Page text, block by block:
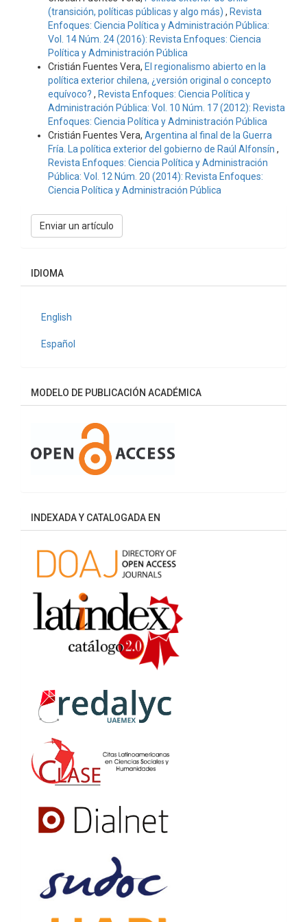
(transición, políticas públicas y algo más) , Revista
Enfoques: Ciencia Política y Administración Pública:
Vol. 14 Núm. 24 (2016): Revista Enfoques: Ciencia
Política y Administración Pública
Cristián Fuentes Vera, El regionalismo abierto en la
política exterior chilena, ¿versión original o concepto
equívoco? , Revista Enfoques: Ciencia Política y
Administración Pública: Vol. 10 Núm. 17 (2012): Revista
Enfoques: Ciencia Política y Administración Pública
Cristián Fuentes Vera, Argentina al final de la Guerra
Fría. La política exterior del gobierno de Raúl Alfonsín ,
Revista Enfoques: Ciencia Política y Administración
Pública: Vol. 12 Núm. 20 (2014): Revista Enfoques:
Ciencia Política y Administración Pública
Enviar
unEnviar un artículo
IDIOMA
English
Español
MODELO DE PUBLICACIÓN ACADÉMICA
INDEXADA Y CATALOGADA EN